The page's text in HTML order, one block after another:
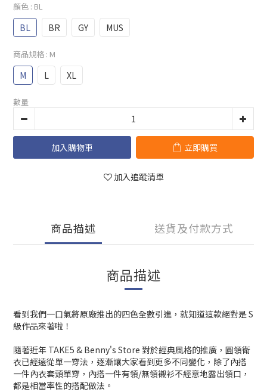
顏色 : BL
BL BR GY MUS
商品規格 : M
M L XL
數量
加入購物車 立即購買
加入追蹤清單
商品描述 送貨及付款方式
商品描述
看到我們一口氣將原廠推出的四色全數引進，就知道這款絕對是 S
級作品來著啦！
隨著近年 TAKE5 & Benny's Store 對於經典風格的推廣，圓領衛
衣已經遠從單一穿法，逐漸讓大家看到更多不同變化，除了內搭
一件內衣套頭單穿，內搭一件有領/無領襯衫不經意地露出領口，
都是相當率性的搭配做法。